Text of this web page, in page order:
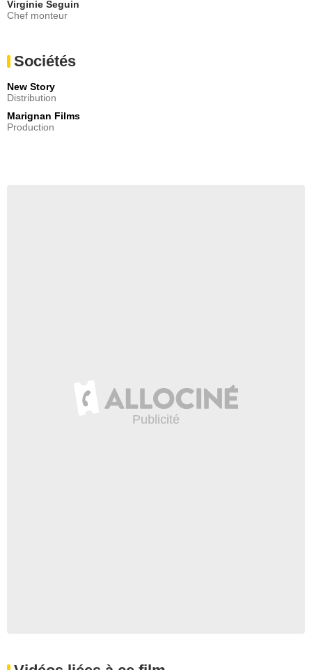
Virginie Seguin
Chef monteur
Sociétés
New Story
Distribution
Marignan Films
Production